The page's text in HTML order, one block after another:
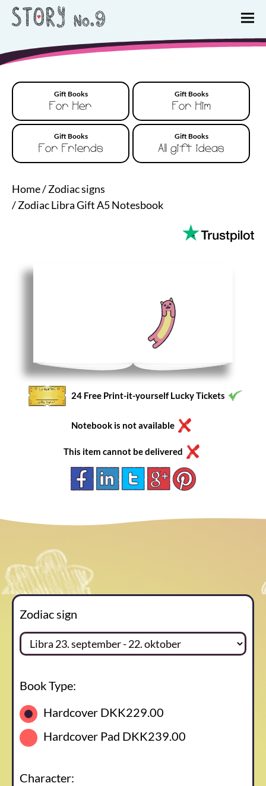
Gift Books
For Her
Gift Books
For Him
Gift Books
For Friends
Gift Books
All gift ideas
Home/Zodiac signs
/Zodiac Libra Gift A5 Notesbook
24 Free Print-it-yourself Lucky Tickets
Notebook is not available
This item cannot be delivered
Zodiac sign
Book Type:
Hardcover DKK229.00
Hardcover Pad DKK239.00
Character: